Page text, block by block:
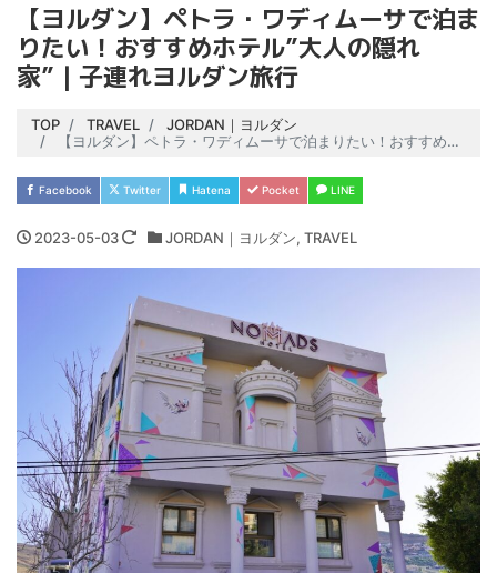
【ヨルダン】ペトラ・ワディムーサで泊ま
りたい！おすすめホテル”大人の隠れ
家”｜子連れヨルダン旅行
TOP TRAVEL
JORDAN｜ヨルダン
【ヨルダン】ペトラ・ワディムーサで泊まりたい！おすすめホテル”大人の隠れ家”｜子連れヨルダン旅行
Facebook Twitter Hatena Pocket LINE
2023-05-03 JORDAN｜ヨルダン, TRAVEL